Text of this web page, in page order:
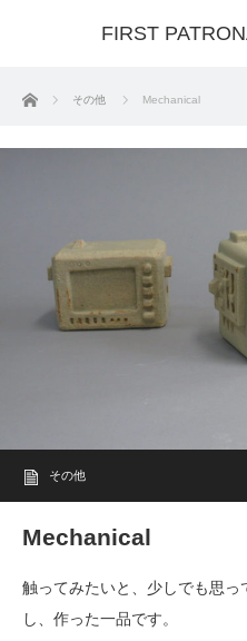
FIRST
ホーム その他 Mechanical
その他
Mechanical
触ってみたいと、少しでも思
し、作った一品です。